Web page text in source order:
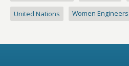
United Nations Women Engineers